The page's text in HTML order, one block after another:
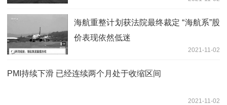
海航重整计划获法院最终裁定 “海航系”股
价表现依然低迷
2021-11-02
PMI持续下滑 已经连续两个月处于收缩区间
2021-11-02